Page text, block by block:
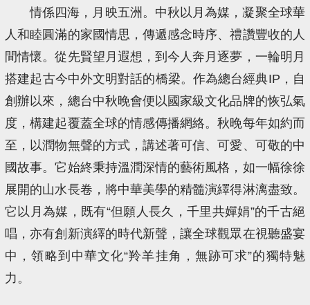
情係四海，月映五洲。中秋以月為媒，凝聚全球華
人和睦圓滿的家國情思，傳遞感念時序、禮讚豐收的人
間情懷。從先賢望月遐想，到今人奔月逐夢，一輪明月
搭建起古今中外文明對話的橋梁。作為總台經典IP，自
創辦以來，總台中秋晚會便以國家級文化品牌的恢弘氣
度，構建起覆蓋全球的情感傳播網絡。秋晚每年如約而
至，以潤物無聲的方式，講述著可信、可愛、可敬的中
國故事。它始終秉持溫潤深情的藝術風格，如一幅徐徐
展開的山水長卷，將中華美學的精髓演繹得淋漓盡致。
它以月為媒，既有“但願人長久，千里共嬋娟”的千古絕
唱，亦有創新演繹的時代新聲，讓全球觀眾在視聽盛宴
中，領略到中華文化“羚羊挂角，無跡可求”的獨特魅
力。